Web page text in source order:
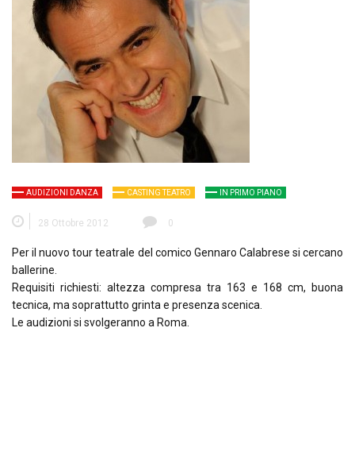
AUDIZIONI DANZA CASTING TEATRO IN PRIMO PIANO
28 Ottobre 2012 0
Per il nuovo tour teatrale del comico Gennaro Calabrese si cercano
ballerine.
Requisiti richiesti: altezza compresa tra 163 e 168 cm, buona
tecnica, ma soprattutto grinta e presenza scenica.
Le audizioni si svolgeranno a Roma.